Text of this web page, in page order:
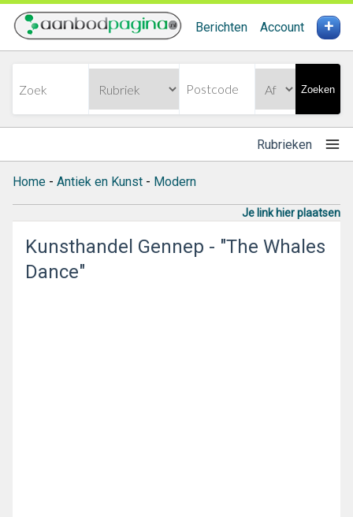
Berichten Account +
Zoeken
Rubrieken
Home - Antiek en Kunst - Modern
Je link hier plaatsen
Kunsthandel Gennep - "The Whales
Dance"